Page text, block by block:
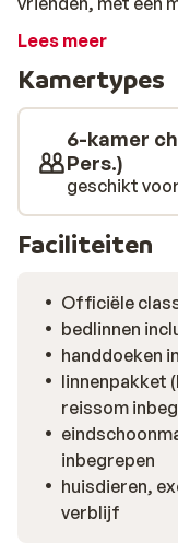
beschikt over vijf
woon-/
je heerlijk
ontspannen bij de
gunstig gelegen,
en piste, en in de
restaurants en
Lees meer
Kamertypes
6-kamer
Pers.)
geschikt
Faciliteiten
Officiële
bedlinnen
handdoeken
linnenpakket
reissom
inbegrepen
huisdieren,
verblijf